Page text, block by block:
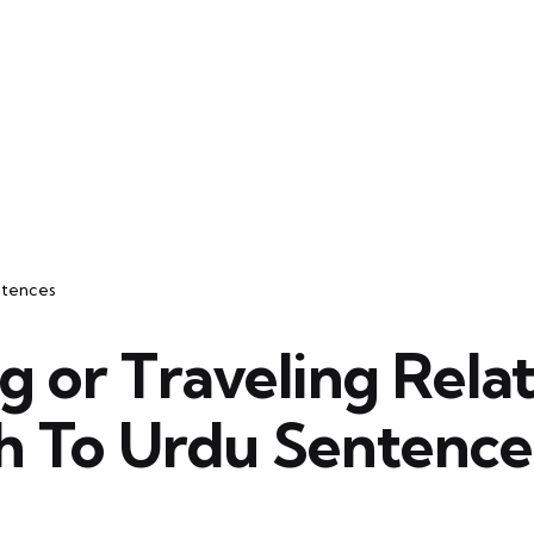
or Traveling
To Urdu